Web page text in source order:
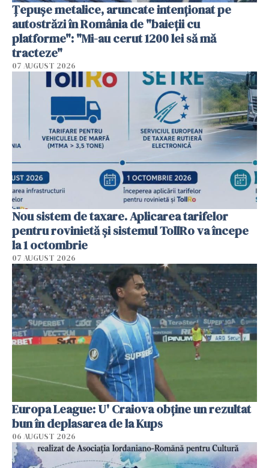
Țepușe metalice, aruncate intenționat pe
autostrăzi în România de "baieții cu
platforme": "Mi-au cerut 1200 lei să mă
tracteze"
07 AUGUST 2026
Nou sistem de taxare. Aplicarea tarifelor
pentru rovinietă şi sistemul TollRo va începe
la 1 octombrie
07 AUGUST 2026
Europa League: U' Craiova obține un rezultat
bun în deplasarea de la Kups
06 AUGUST 2026